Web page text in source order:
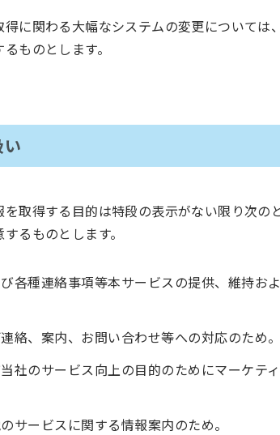
に関わる大幅なシステムの変更については
ものとします。
取得する目的は特段の表示がない限り次の
るものとします。
各種連絡事項等本サービスの提供、維持お
絡、案内、お問い合わせ等への対応のため。
社のサービス向上の目的のためにマーケテ
サービスに関する情報案内のため。